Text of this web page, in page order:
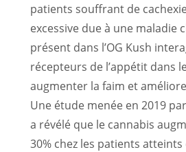
patients souffrant de
excessive due à une maladie
présent dans l’OG Kush
récepteurs de l’appétit dans
augmenter la faim et
Une étude menée en 2019
a révélé que le cannabis
30% chez les patients atteints